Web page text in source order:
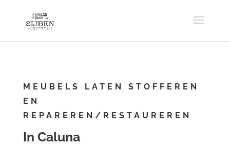
MEUBELS LATEN STOFFEREN
EN
REPAREREN/RESTAUREREN
In Caluna